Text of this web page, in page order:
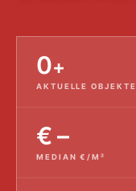
0+
AKTUELLE OBJEKTE
€ –
MEDIAN €/M²